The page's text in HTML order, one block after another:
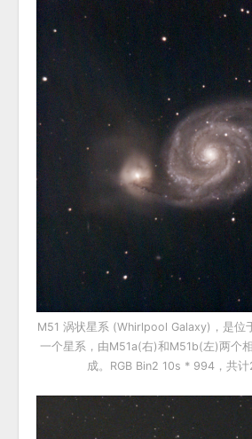
M51 涡状星系 (Whirlpool Galaxy)，是位
一个星系，由M51a(右)和M51b(左)两个
成。RGB Bin2 10s * 994，共计